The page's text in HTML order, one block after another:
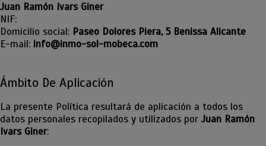
Juan Ramón Ivars Giner
NIF:
Domicilio social: Paseo Dolores Piera, 5 Benissa Alicante
E-mail: info@inmo-sol-mobeca.com
Ámbito De Aplicación
La presente Política resultará de aplicación a todos los
datos personales recopilados y utilizados por Juan Ramón
Ivars Giner: